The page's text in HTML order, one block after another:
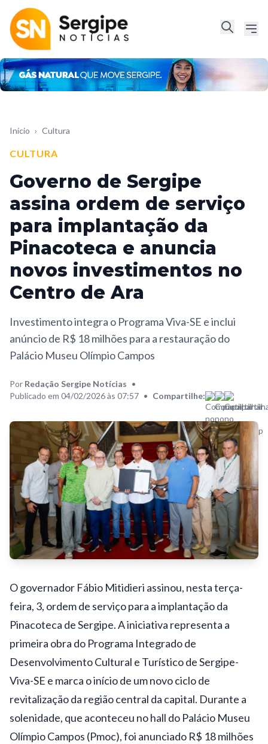
Início › Cultura
CULTURA
Governo de Sergipe
assina ordem de serviço
para implantação da
Pinacoteca e anuncia
novos investimentos no
Centro de Ara
Investimento integra o Programa Viva-SE e inclui
anúncio de R$ 18 milhões para a restauração do
Palácio Museu Olímpio Campos
Por Redação Sergipe Notícias •
Publicado em 04/02/2026 às 07:57 • Compartilhe:
O governador Fábio Mitidieri assinou, nesta terça-
feira, 3, ordem de serviço para a implantação da
Pinacoteca de Sergipe. A iniciativa representa a
primeira obra do Programa Integrado de
Desenvolvimento Cultural e Turístico de Sergipe-
Viva-SE e marca o início de um novo ciclo de
revitalização da região central da capital. Durante a
solenidade, que aconteceu no hall do Palácio Museu
Olímpio Campos (Pmoc), foi anunciado R$ 18 milhões